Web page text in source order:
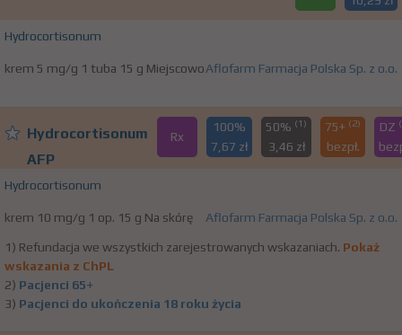
Hydrocortisonum
krem 5 mg/g 1 tuba 15 g MiejscowoAflofarm Farmacja Polska Sp. z o.o.
Hydrocortisonum
AFP
Rx
100%
7,67 zł
50% (1)
3,46 zł
75+ (2)
bezpł.
DZ
Hydrocortisonum
krem 10 mg/g 1 op. 15 g Na skórę Aflofarm Farmacja Polska Sp. z o.o.
1) Refundacja we wszystkich zarejestrowanych wskazaniach. Pokaż
wskazania z ChPL
2) Pacjenci 65+
3) Pacjenci do ukończenia 18 roku życia